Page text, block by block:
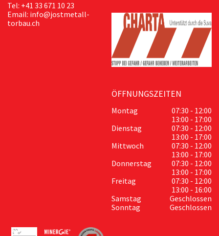
Tel: +41 33 671 10 23
Email: info@jostmetall-
torbau.ch
ÖFFNUNGSZEITEN
Montag
07:30 - 12:00
13:00 - 17:00
Dienstag
07:30 - 12:00
13:00 - 17:00
Mittwoch
07:30 - 12:00
13:00 - 17:00
Donnerstag
07:30 - 12:00
13:00 - 17:00
Freitag
07:30 - 12:00
13:00 - 16:00
Samstag
Geschlossen
Sonntag
Geschlossen